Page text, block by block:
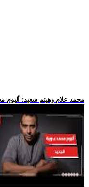
.. محمد علام وهيثم سعيد: ألبوم